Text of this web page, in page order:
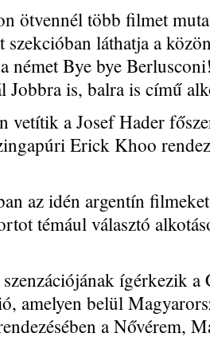
ötvennél több filmet
szekcióban láthatja a
német Bye bye
Jobbra is, balra is című
vetítik a Josef Hader
Erick Khoo
az idén argentín
témául választó
ígérkezik a
amelyen belül
a Nővérem,